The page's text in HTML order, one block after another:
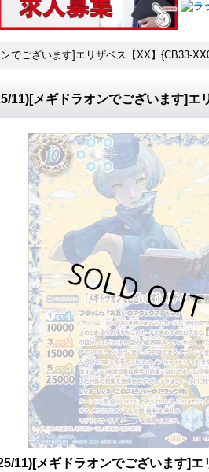
でございます]エリザベス【XX】{CB33-
11)[メギドラオンでございます]エ
11)[メギドラオンでございます]エ